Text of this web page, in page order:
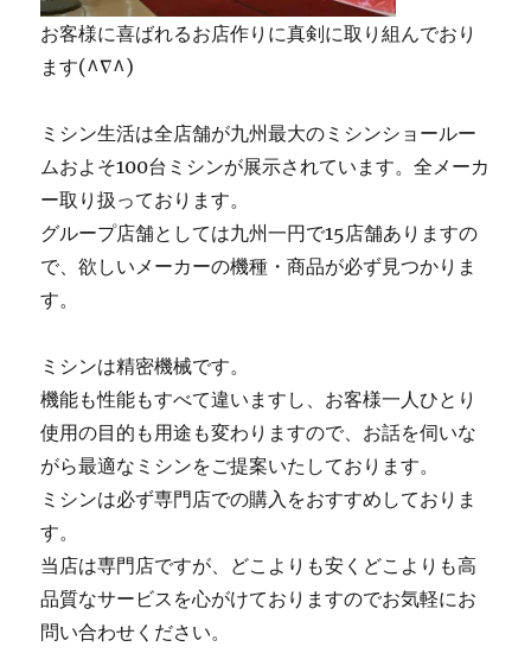
お客様に喜ばれるお店作りに真剣に取り組んでおり
ます(^∇^)
ミシン生活は全店舗が九州最大のミシンショールー
ムおよそ100台ミシンが展示されています。全メーカ
ー取り扱っております。
グループ店舗としては九州一円で15店舗ありますの
で、欲しいメーカーの機種・商品が必ず見つかりま
す。
ミシンは精密機械です。
機能も性能もすべて違いますし、お客様一人ひとり
使用の目的も用途も変わりますので、お話を伺いな
がら最適なミシンをご提案いたしております。
ミシンは必ず専門店での購入をおすすめしておりま
す。
当店は専門店ですが、どこよりも安くどこよりも高
品質なサービスを心がけておりますのでお気軽にお
問い合わせください。